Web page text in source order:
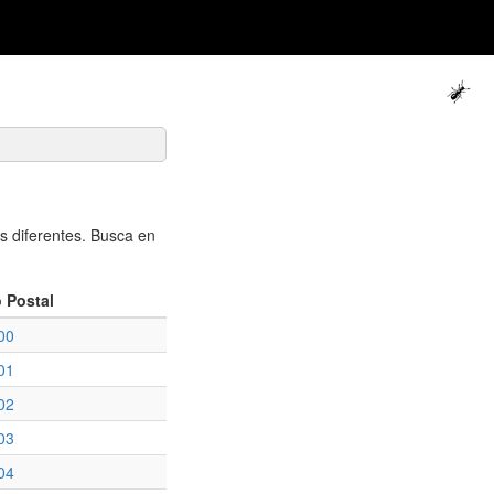
diferentes. Busca en
Postal